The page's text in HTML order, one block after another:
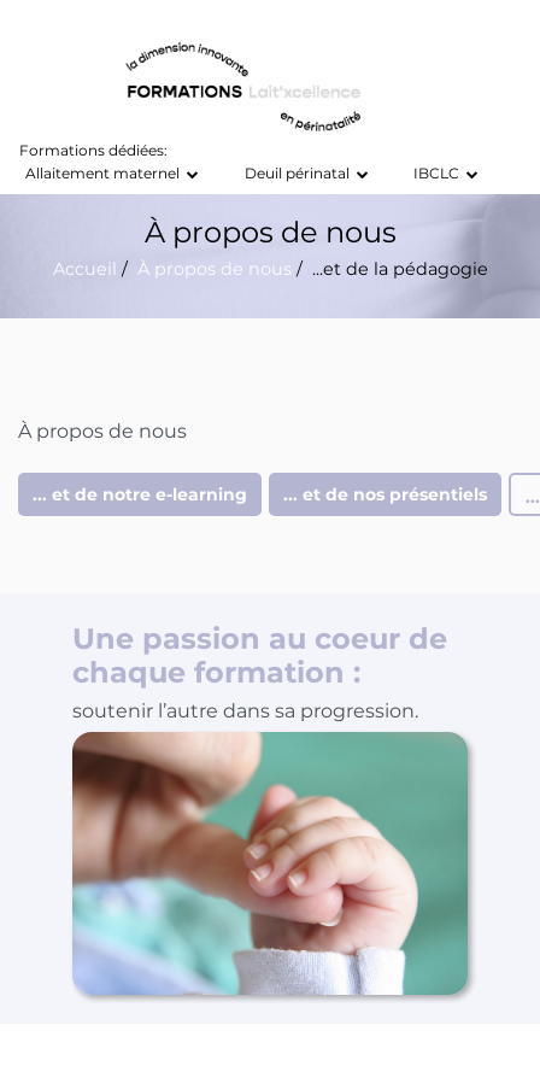
Formations dédiées:
Allaitement maternel
Deuil périnatal IBCLC
À propos de nous
Accueil / À propos de nous / ...et de la pédagogie
À propos de nous
... et de notre e-learning ... et de nos présentiels
Une passion au coeur de
chaque formation :
soutenir l’autre dans sa progression.